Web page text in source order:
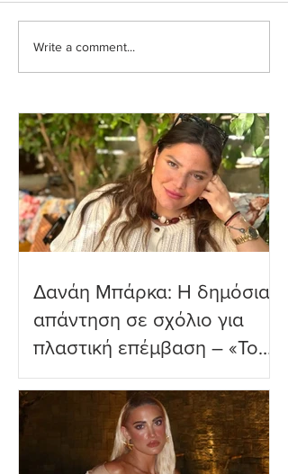
Ιωάννα Τούνη: Η
εξομολόγηση για τη
Write a comment...
Δανάη Μπάρκα: Η δημόσια
απάντηση σε σχόλιο για
πλαστική επέμβαση – «Το
ωραιότερο σχόλιο που